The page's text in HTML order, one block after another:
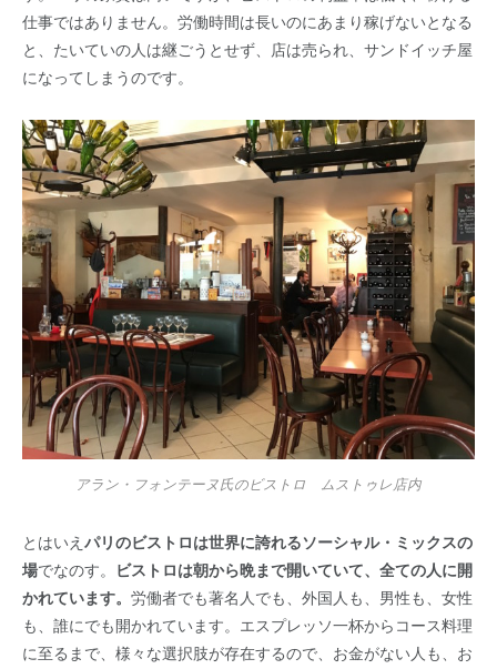
仕事ではありません。労働時間は長いのにあまり稼げないとなる
と、たいていの人は継ごうとせず、店は売られ、サンドイッチ屋
になってしまうのです。
アラン・フォンテーヌ氏のビストロ ムストゥレ店内
とはいえ パリのビストロは世界に誇れるソーシャル・ミックスの
場でなのす。 ビストロは朝から晩まで開いていて、全ての人に開
かれています。 労働者でも著名人でも、外国人も、男性も、女性
も、誰にでも開かれています。エスプレッソ一杯からコース料理
に至るまで、様々な選択肢が存在するので、お金がない人も、お